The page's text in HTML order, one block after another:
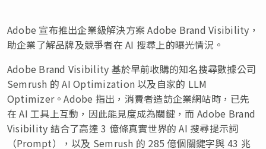
Adobe 宣布推出企業級解決方案 Adobe Brand Visibility，
助企業了解品牌及競爭者在 AI 搜尋上的曝光情況。
Adobe Brand Visibility 基於早前收購的知名搜尋數據公司
Semrush 的 AI Optimization 以及自家的 LLM
Optimizer。Adobe 指出，消費者造訪企業網站時，已先
在 AI 工具上互動，因此能見度成為關鍵，而 Adobe Brand
Visibility 結合了高達 3 億條真實世界的 AI 搜尋提示詞
（Prompt），以及 Semrush 的 285 億個關鍵字與 43 兆